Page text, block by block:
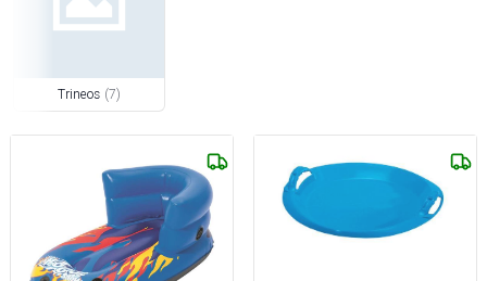
Trineos (7)